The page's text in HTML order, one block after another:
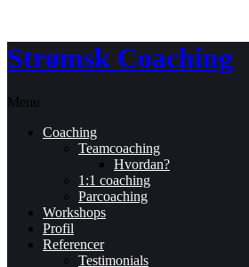
Strømsk Coaching
Menu
Coaching
Teamcoaching
Hvordan?
1:1 coaching
Parcoaching
Workshops
Profil
Referencer
Testimonials